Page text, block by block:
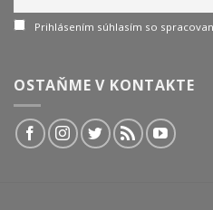
Prihlásením súhlasím so
OSTAŇME V KONTAKTE